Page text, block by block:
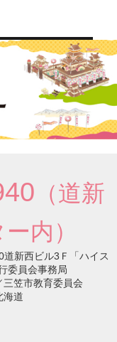
（道新
内）
新西ビル3Ｆ「ハイス
委員会事務局
三笠市教育委員会
海道